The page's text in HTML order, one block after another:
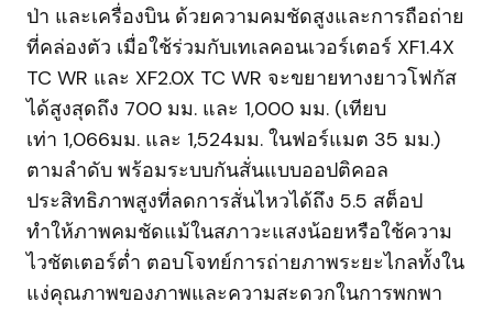
ป่า และเครื่องบิน ด้วยความคมชัดสูงและการถือถ่าย
ที่คล่องตัว เมื่อใช้ร่วมกับเทเลคอนเวอร์เตอร์ XF1.4X
TC WR และ XF2.0X TC WR จะขยายทางยาวโฟกัส
ได้สูงสุดถึง 700 มม. และ 1,000 มม. (เทียบ
เท่า 1,066มม. และ 1,524มม. ในฟอร์แมต 35 มม.)
ตามลำดับ พร้อมระบบกันสั่นแบบออปติคอล
ประสิทธิภาพสูงที่ลดการสั่นไหวได้ถึง 5.5 สต็อป
ทำให้ภาพคมชัดแม้ในสภาวะแสงน้อยหรือใช้ความ
ไวชัตเตอร์ต่ำ ตอบโจทย์การถ่ายภาพระยะไกลทั้งใน
แง่คุณภาพของภาพและความสะดวกในการพกพา